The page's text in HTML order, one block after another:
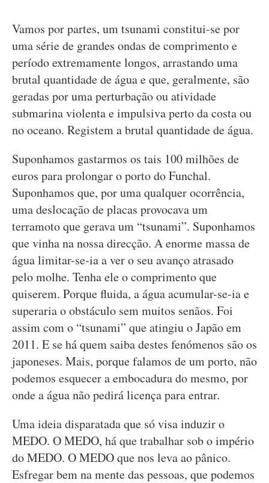
Vamos por partes, um tsunami constitui-se por
uma série de grandes ondas de comprimento e
período extremamente longos, arrastando uma
brutal quantidade de água e que, geralmente, são
geradas por uma perturbação ou atividade
submarina violenta e impulsiva perto da costa ou
no oceano. Registem a brutal quantidade de água.
Suponhamos gastarmos os tais 100 milhões de
euros para prolongar o porto do Funchal.
Suponhamos que, por uma qualquer ocorrência,
uma deslocação de placas provocava um
terramoto que gerava um “tsunami”. Suponhamos
que vinha na nossa direcção. A enorme massa de
água limitar-se-ia a ver o seu avanço atrasado
pelo molhe. Tenha ele o comprimento que
quiserem. Porque fluida, a água acumular-se-ia e
superaria o obstáculo sem muitos senãos. Foi
assim com o “tsunami” que atingiu o Japão em
2011. E se há quem saiba destes fenómenos são os
japoneses. Mais, porque falamos de um porto, não
podemos esquecer a embocadura do mesmo, por
onde a água não pedirá licença para entrar.
Uma ideia disparatada que só visa induzir o
MEDO. O MEDO, há que trabalhar sob o império
do MEDO. O MEDO que nos leva ao pânico.
Esfregar bem na mente das pessoas, que podemos